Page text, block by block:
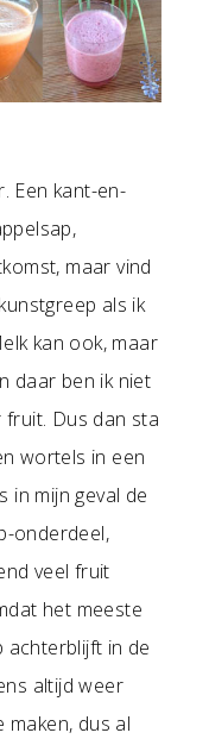
Een kant-en-
maar vind
als ik
kan ook, maar
daar ben ik niet
fruit. Dus dan sta
wortels in een
in mijn geval de
onderdeel,
veel fruit
het meeste
achterblijft in de
altijd weer
dus al